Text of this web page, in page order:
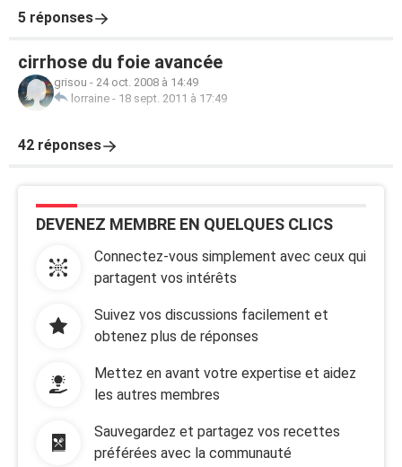
5 réponses
cirrhose du foie avancée
grisou - 24 oct. 2008 à 14:49
lorraine - 18 sept. 2011 à 17:49
42 réponses
DEVENEZ MEMBRE EN QUELQUES CLICS
Connectez-vous simplement avec ceux qui
partagent vos intérêts
Suivez vos discussions facilement et
obtenez plus de réponses
Mettez en avant votre expertise et aidez
les autres membres
Sauvegardez et partagez vos recettes
préférées avec la communauté